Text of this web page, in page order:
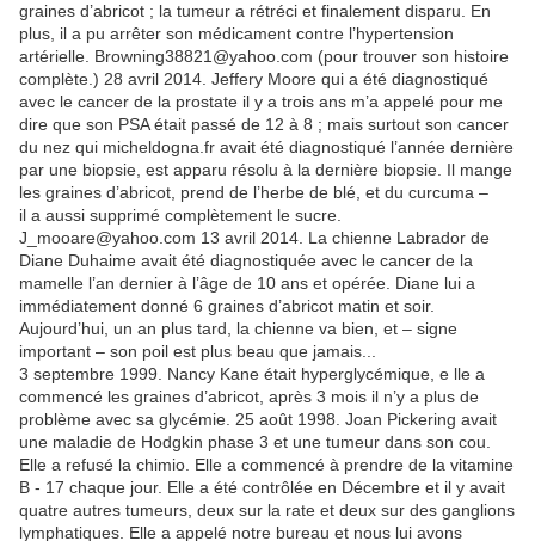
graines d’abricot ; la tumeur a rétréci et finalement disparu. En
plus, il a pu arrêter son médicament contre l’hypertension
artérielle. Browning38821@yahoo.com (pour trouver son histoire
complète.) 28 avril 2014. Jeffery Moore qui a été diagnostiqué
avec le cancer de la prostate il y a trois ans m’a appelé pour me
dire que son PSA était passé de 12 à 8 ; mais surtout son cancer
du nez qui micheldogna.fr avait été diagnostiqué l’année dernière
par une biopsie, est apparu résolu à la dernière biopsie. Il mange
les graines d’abricot, prend de l’herbe de blé, et du curcuma –
il a aussi supprimé complètement le sucre.
J_mooare@yahoo.com 13 avril 2014. La chienne Labrador de
Diane Duhaime avait été diagnostiquée avec le cancer de la
mamelle l’an dernier à l’âge de 10 ans et opérée. Diane lui a
immédiatement donné 6 graines d’abricot matin et soir.
Aujourd’hui, un an plus tard, la chienne va bien, et – signe
important – son poil est plus beau que jamais...
3 septembre 1999. Nancy Kane était hyperglycémique, e lle a
commencé les graines d’abricot, après 3 mois il n’y a plus de
problème avec sa glycémie. 25 août 1998. Joan Pickering avait
une maladie de Hodgkin phase 3 et une tumeur dans son cou.
Elle a refusé la chimio. Elle a commencé à prendre de la vitamine
B - 17 chaque jour. Elle a été contrôlée en Décembre et il y avait
quatre autres tumeurs, deux sur la rate et deux sur des ganglions
lymphatiques. Elle a appelé notre bureau et nous lui avons